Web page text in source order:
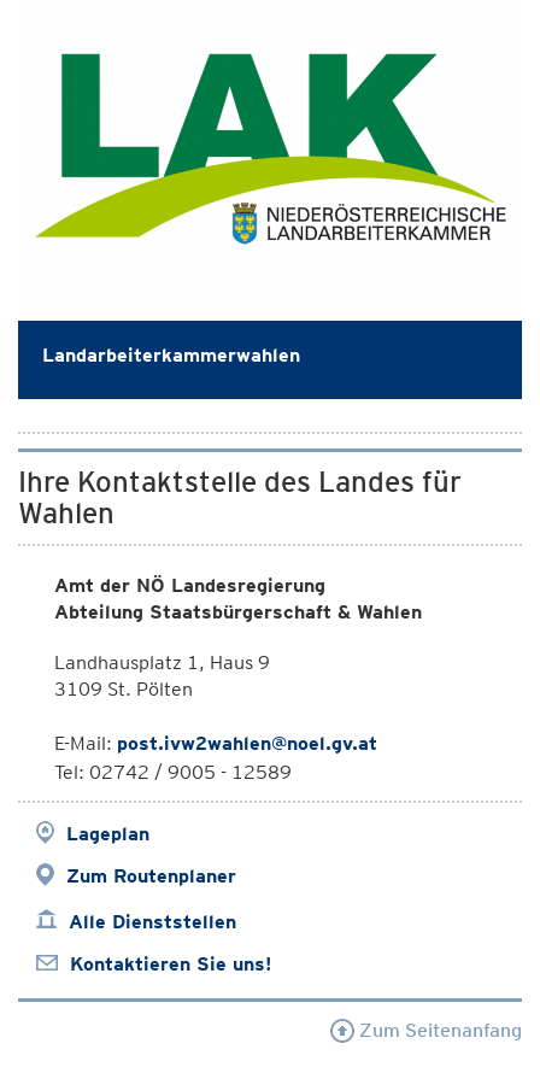
Landarbeiterkammerwahlen
Ihre Kontaktstelle des Landes für
Wahlen
Amt der NÖ Landesregierung
Abteilung Staatsbürgerschaft & Wahlen
Landhausplatz 1, Haus 9
3109 St. Pölten
E-Mail: post.ivw2wahlen@noel.gv.at
Tel: 02742 / 9005 - 12589
Lageplan
Zum Routenplaner
Alle Dienststellen
Kontaktieren Sie uns!
Zum Seitenanfang